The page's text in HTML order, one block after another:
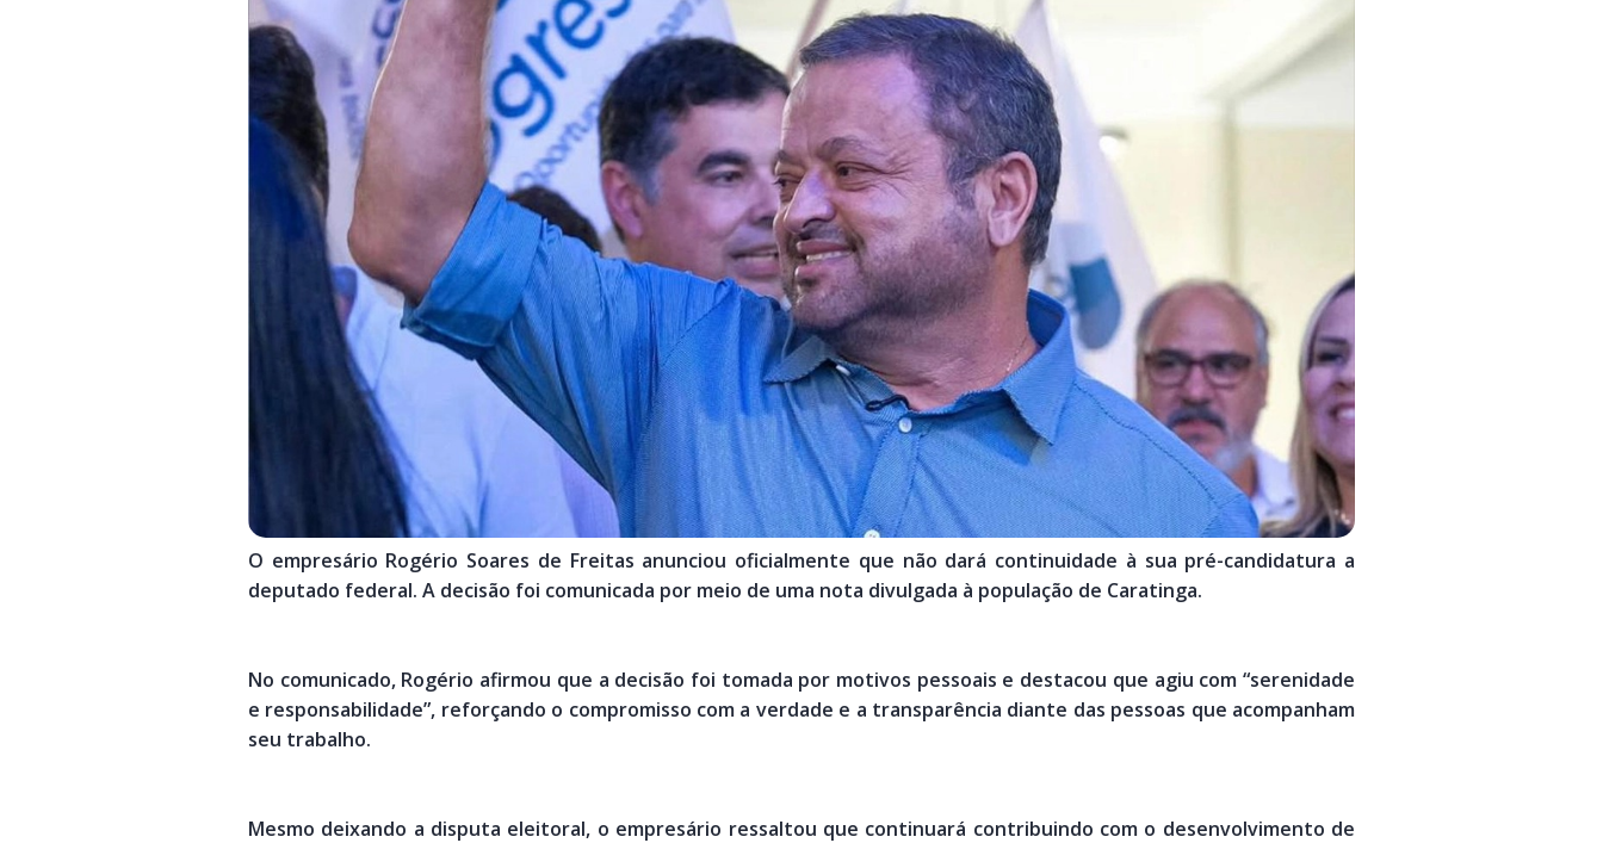
O empresário Rogério Soares de Freitas anunciou oficialmente que não dará continuidade à sua pré-candidatura a
deputado federal. A decisão foi comunicada por meio de uma nota divulgada à população de Caratinga.
No comunicado, Rogério afirmou que a decisão foi tomada por motivos pessoais e destacou que agiu com “serenidade
e responsabilidade”, reforçando o compromisso com a verdade e a transparência diante das pessoas que acompanham
seu trabalho.
Mesmo deixando a disputa eleitoral, o empresário ressaltou que continuará contribuindo com o desenvolvimento de